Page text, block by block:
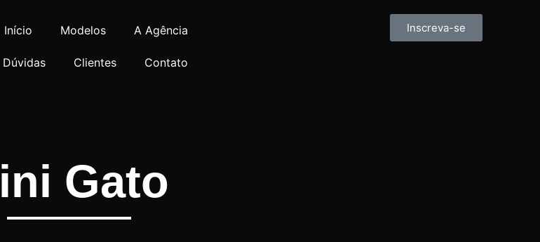
Início Modelos A Agência
Dúvidas Clientes Contato
Inscreva-se
Gato